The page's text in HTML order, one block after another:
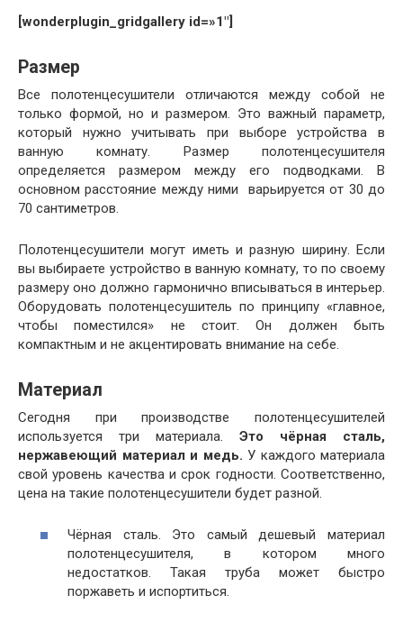
[wonderplugin_gridgallery id=»1″]
Размер
Все полотенцесушители отличаются между собой не
только формой, но и размером. Это важный параметр,
который нужно учитывать при выборе устройства в
ванную комнату. Размер полотенцесушителя
определяется размером между его подводками. В
основном расстояние между ними варьируется от 30 до
70 сантиметров.
Полотенцесушители могут иметь и разную ширину. Если
вы выбираете устройство в ванную комнату, то по своему
размеру оно должно гармонично вписываться в интерьер.
Оборудовать полотенцесушитель по принципу «главное,
чтобы поместился» не стоит. Он должен быть
компактным и не акцентировать внимание на себе.
Материал
Сегодня при производстве полотенцесушителей
используется три материала. Это чёрная сталь,
нержавеющий материал и медь. У каждого материала
свой уровень качества и срок годности. Соответственно,
цена на такие полотенцесушители будет разной.
Чёрная сталь. Это самый дешевый материал
полотенцесушителя, в котором много
недостатков. Такая труба может быстро
поржаветь и испортиться.